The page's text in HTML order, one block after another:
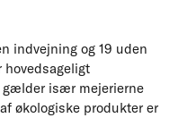
indvejning og 19 uden
hovedsageligt
gælder især mejerierne
økologiske produkter er